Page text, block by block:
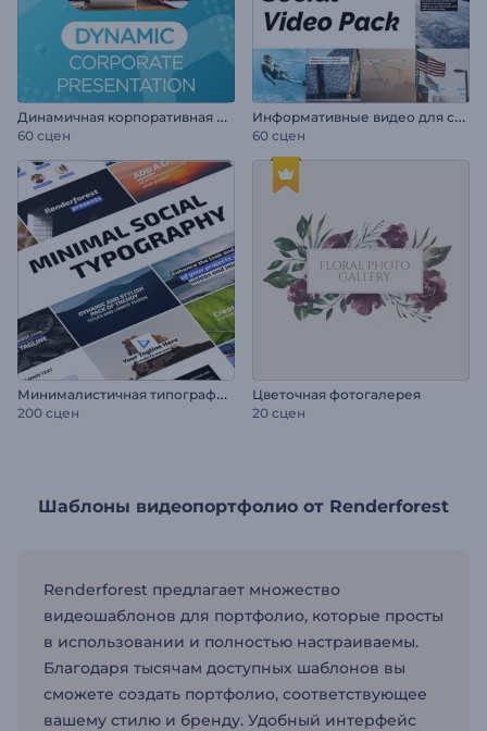
Д
инамичная корпоративная презентация
60 сцен
И
нформативные видео для соцсетей
60 сцен
М
инималистичная типографика для соцсетей
200 сцен
Цветочная фотогалерея
20 сцен
Шаблоны видеопортфолио от Renderforest
Renderforest предлагает множество
видеошаблонов для портфолио, которые просты
в использовании и полностью настраиваемы.
Благодаря тысячам доступных шаблонов вы
сможете создать портфолио, соответствующее
вашему стилю и бренду. Удобный интерфейс